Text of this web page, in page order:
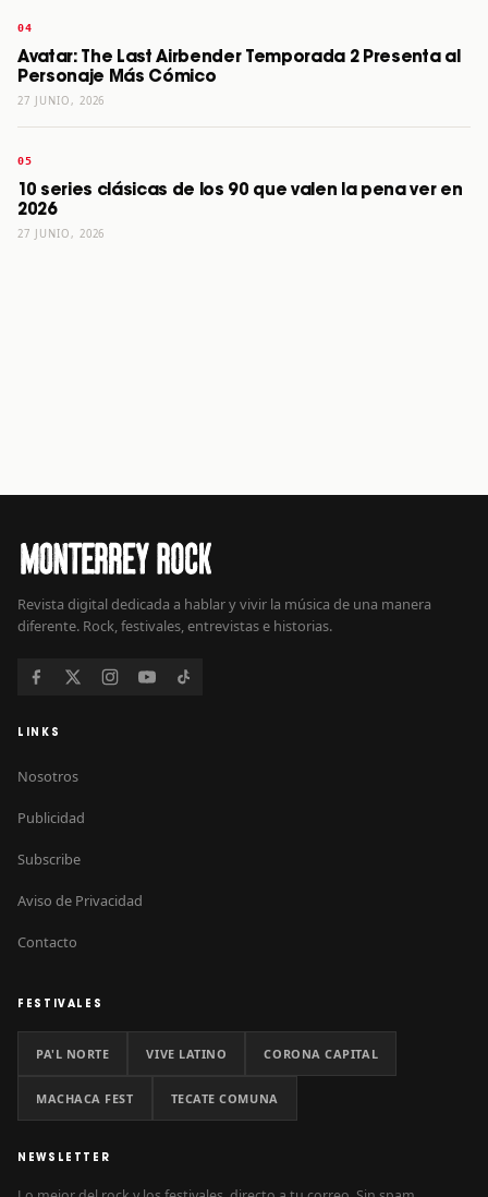
Avatar: The Last Airbender Temporada 2 Presenta al
Personaje Más Cómico
27 JUNIO, 2026
10 series clásicas de los 90 que valen la pena ver en
2026
27 JUNIO, 2026
Revista digital dedicada a hablar y vivir la música de una manera
diferente. Rock, festivales, entrevistas e historias.
LINKS
Nosotros
Publicidad
Subscribe
Aviso de Privacidad
Contacto
FESTIVALES
PA'L NORTE VIVE LATINO CORONA CAPITAL
MACHACA FEST TECATE COMUNA
NEWSLETTER